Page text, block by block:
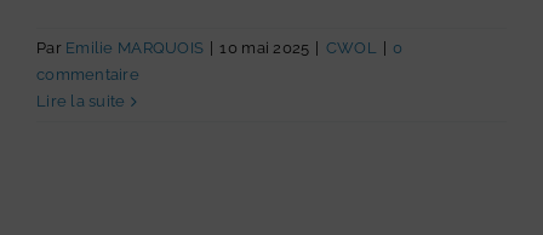
Par Emilie MARQUOIS 10 mai 2025 CWOL
0
commentaire
Lire la suite